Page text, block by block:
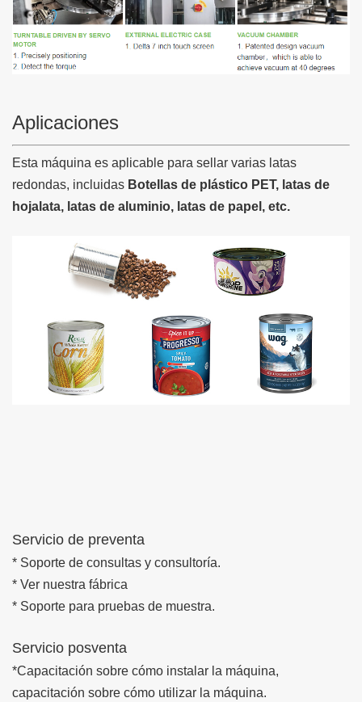
Aplicaciones
Esta máquina es aplicable para sellar varias latas
redondas, incluidas Botellas de plástico PET, latas de
hojalata, latas de aluminio, latas de papel, etc.
Servicio de preventa
* Soporte de consultas y consultoría.
* Ver nuestra fábrica
* Soporte para pruebas de muestra.
Servicio posventa
*Capacitación sobre cómo instalar la máquina,
capacitación sobre cómo utilizar la máquina.